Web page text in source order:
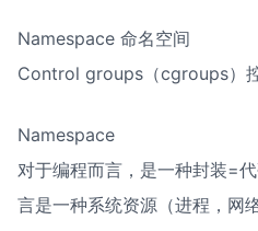
Namespace 命名空间
Control groups（cgroups）
Namespace
对于编程而言，是一种封装=
言是一种系统资源（进程，网